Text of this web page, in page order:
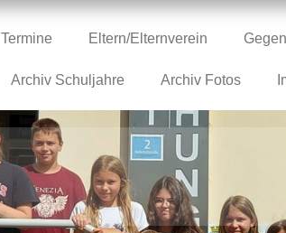
Termine Eltern/Elternverein
Archiv Schuljahre Archiv Fotos